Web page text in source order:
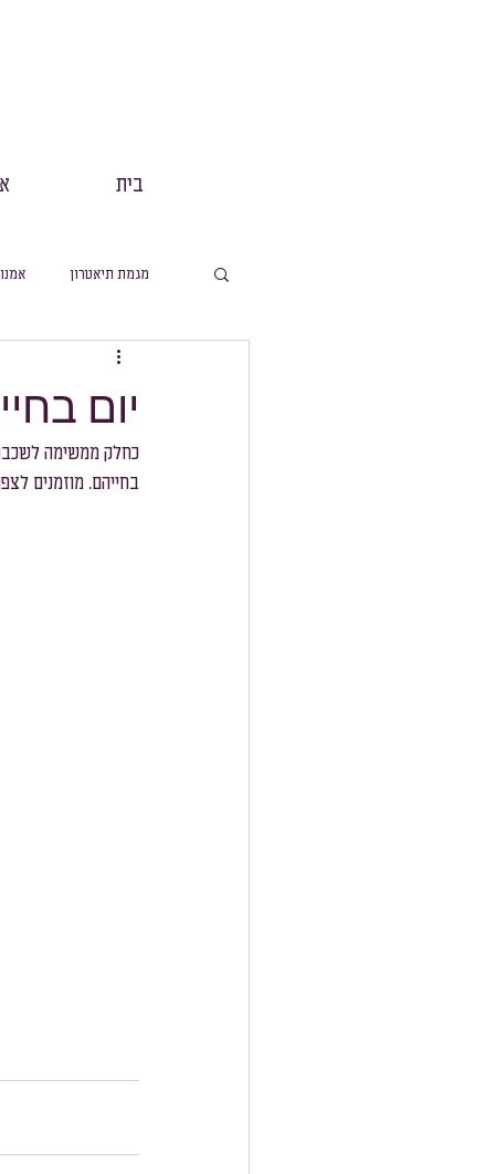
בית
מגמת תיאטרון
מסלול תנך
מסלול ערבית
יום
כחלק ממשימה
בחייהם. מוזמנים